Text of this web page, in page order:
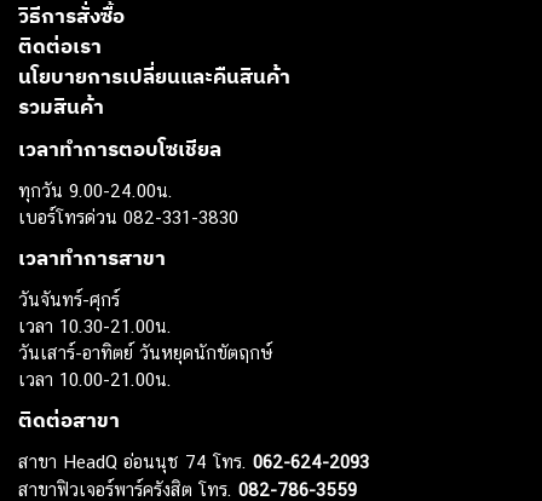
วิธีการสั่งซื้อ
ติดต่อเรา
นโยบายการเปลี่ยนและคืนสินค้า
รวมสินค้า
เวลาทำการตอบโซเชียล
ทุกวัน 9.00-24.00น.
เบอร์โทรด่วน 082-331-3830
เวลาทำการสาขา
วันจันทร์-ศุกร์
เวลา 10.30-21.00น.
วันเสาร์-อาทิตย์ วันหยุดนักขัตฤกษ์
เวลา 10.00-21.00น.
ติดต่อสาขา
สาขา HeadQ อ่อนนุช 74 โทร. 062-624-2093
สาขาฟิวเจอร์พาร์ครังสิต โทร. 082-786-3559